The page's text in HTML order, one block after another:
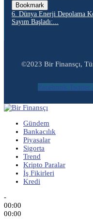
Bookmark
6. Dünya Enerji Depolama
Sayım Başladı:...
©2023 Bir Finansçı,
Facebook Twitter
Gündem
Bankacılık
Piyasalar
Sigorta
Trend
Kripto Paralar
İş Fikirleri
Kredi
-
00:00
00:00